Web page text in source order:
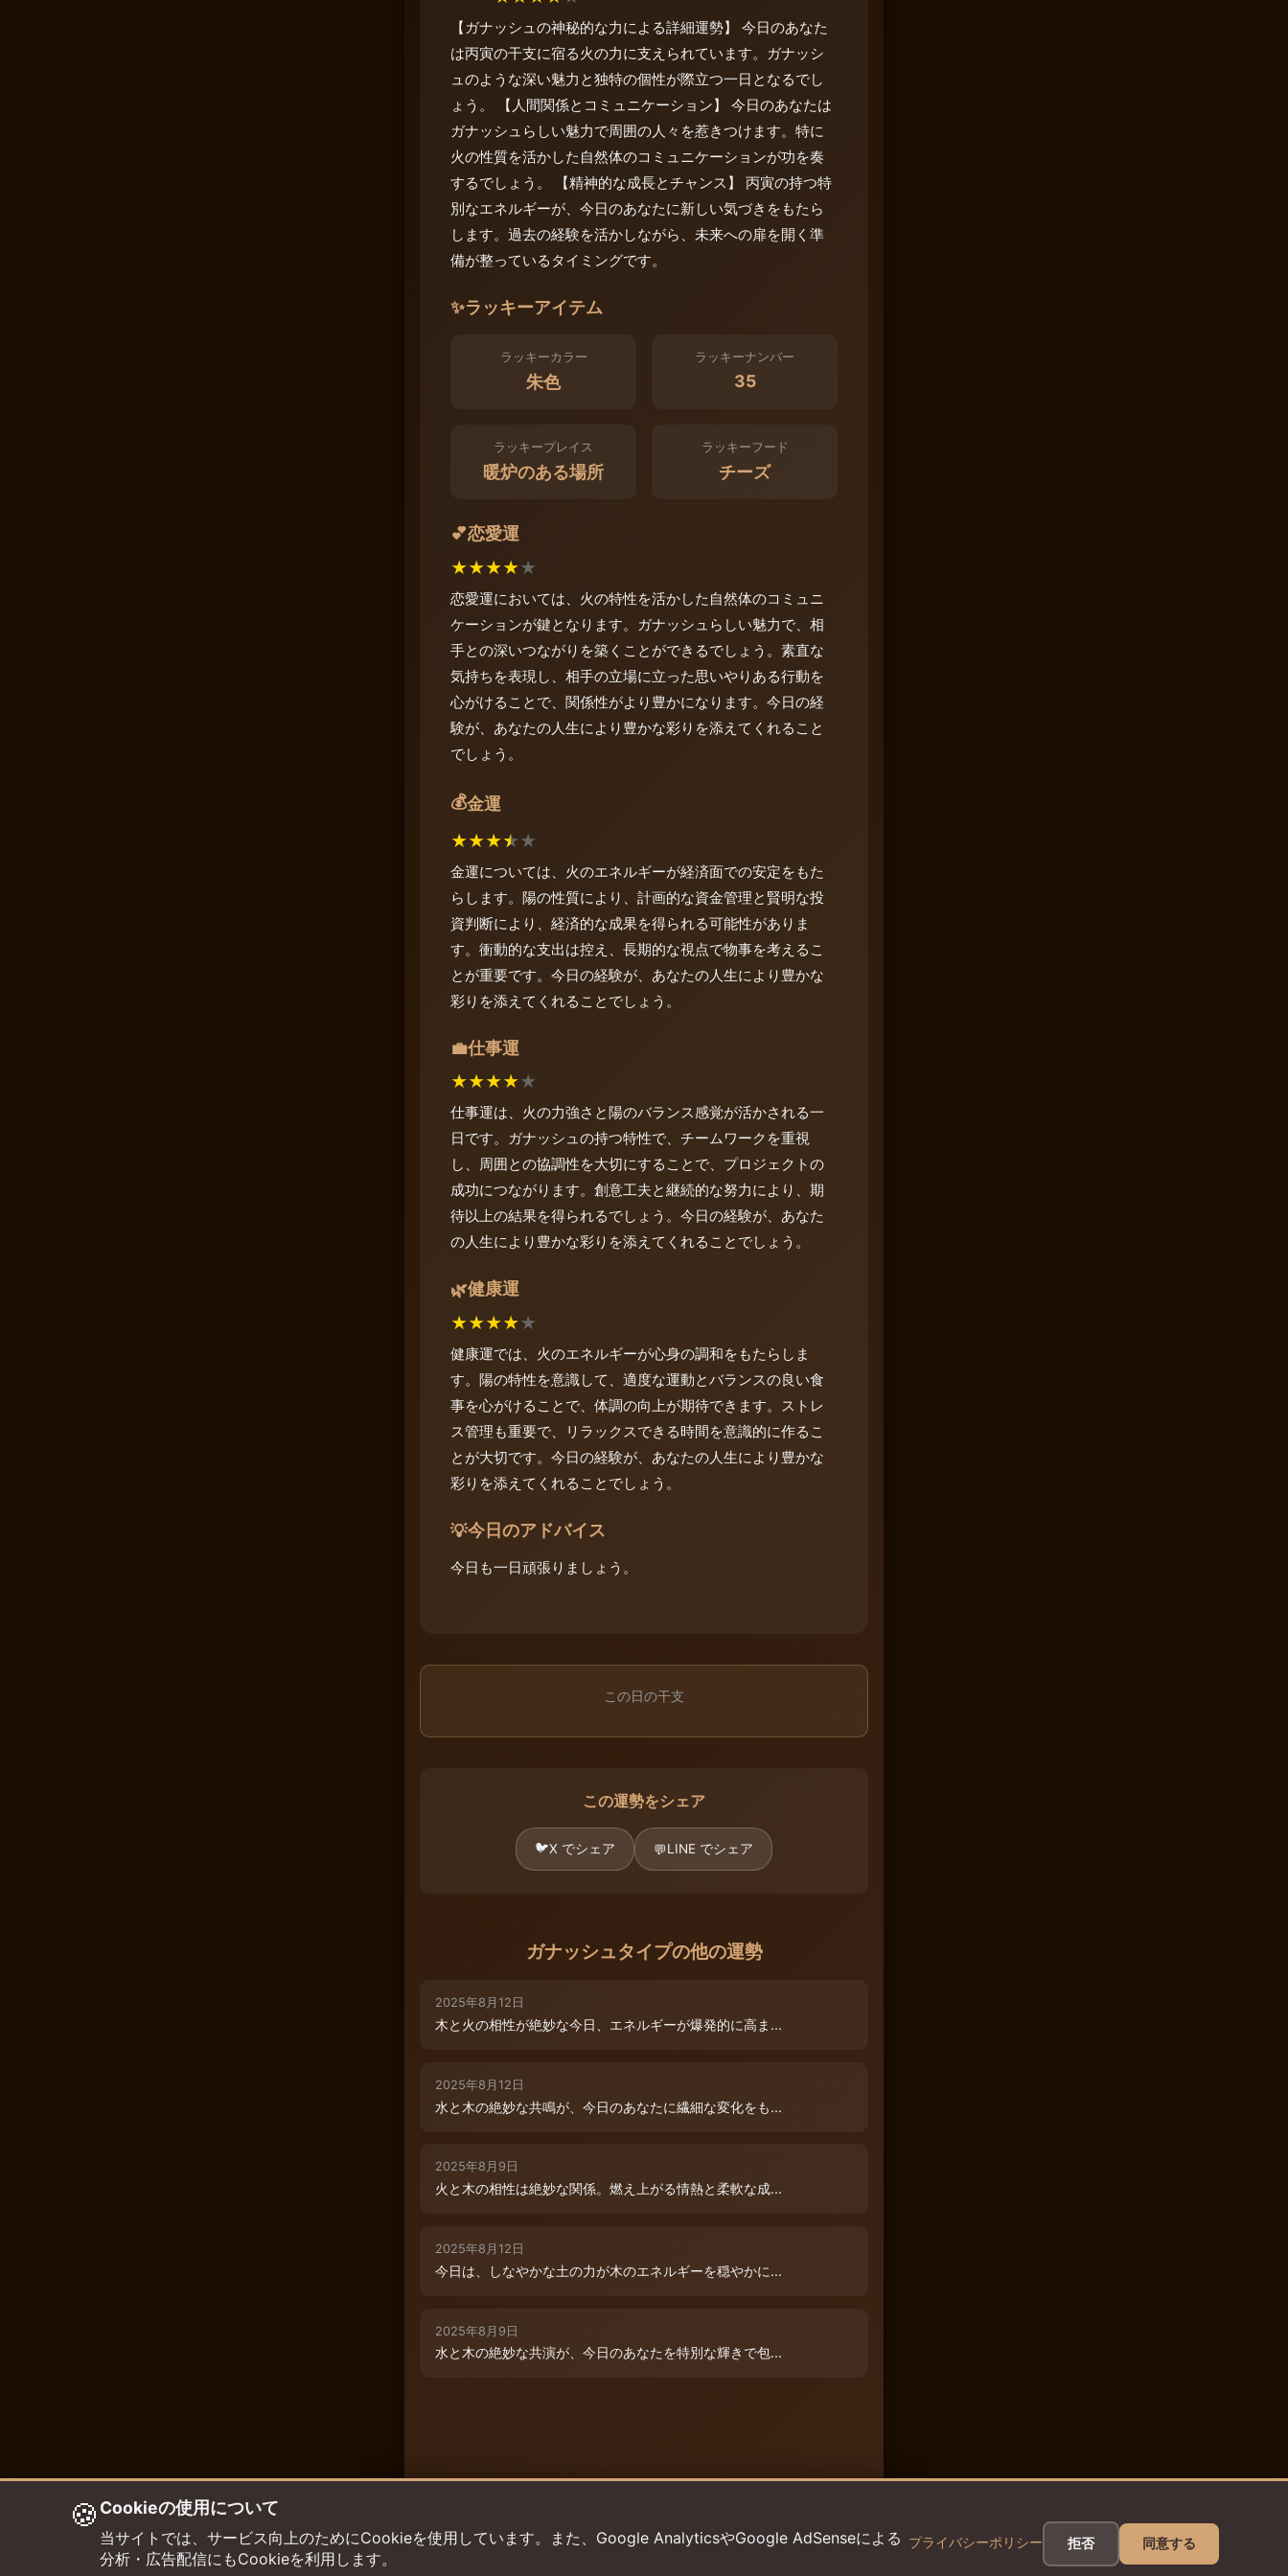
【ガナッシュの神秘的な力による詳細運勢】 今日のあなた
は丙寅の干支に宿る火の力に支えられています。ガナッシ
ュのような深い魅力と独特の個性が際立つ一日となるでし
ょう。 【人間関係とコミュニケーション】 今日のあなたは
ガナッシュらしい魅力で周囲の人々を惹きつけます。特に
火の性質を活かした自然体のコミュニケーションが功を奏
するでしょう。 【精神的な成長とチャンス】 丙寅の持つ特
別なエネルギーが、今日のあなたに新しい気づきをもたら
します。過去の経験を活かしながら、未来への扉を開く準
備が整っているタイミングです。
✨ラッキーアイテム
ラッキーカラー
朱色
ラッキーナンバー
35
ラッキープレイス
暖炉のある場所
ラッキーフード
チーズ
💕恋愛運
★★★★★
恋愛運においては、火の特性を活かした自然体のコミュニ
ケーションが鍵となります。ガナッシュらしい魅力で、相
手との深いつながりを築くことができるでしょう。素直な
気持ちを表現し、相手の立場に立った思いやりある行動を
心がけることで、関係性がより豊かになります。今日の経
験が、あなたの人生により豊かな彩りを添えてくれること
でしょう。
💰金運
★★★★★
金運については、火のエネルギーが経済面での安定をもた
らします。陽の性質により、計画的な資金管理と賢明な投
資判断により、経済的な成果を得られる可能性がありま
す。衝動的な支出は控え、長期的な視点で物事を考えるこ
とが重要です。今日の経験が、あなたの人生により豊かな
彩りを添えてくれることでしょう。
💼仕事運
★★★★★
仕事運は、火の力強さと陽のバランス感覚が活かされる一
日です。ガナッシュの持つ特性で、チームワークを重視
し、周囲との協調性を大切にすることで、プロジェクトの
成功につながります。創意工夫と継続的な努力により、期
待以上の結果を得られるでしょう。今日の経験が、あなた
の人生により豊かな彩りを添えてくれることでしょう。
🌿健康運
★★★★★
健康運では、火のエネルギーが心身の調和をもたらしま
す。陽の特性を意識して、適度な運動とバランスの良い食
事を心がけることで、体調の向上が期待できます。ストレ
ス管理も重要で、リラックスできる時間を意識的に作るこ
とが大切です。今日の経験が、あなたの人生により豊かな
彩りを添えてくれることでしょう。
💡今日のアドバイス
今日も一日頑張りましょう。
この日の干支
この運勢をシェア
🐦X でシェア 💬LINE でシェア
ガナッシュタイプの他の運勢
2025年8月12日
木と火の相性が絶妙な今日、エネルギーが爆発的に高ま...
2025年8月12日
水と木の絶妙な共鳴が、今日のあなたに繊細な変化をも...
2025年8月9日
火と木の相性は絶妙な関係。燃え上がる情熱と柔軟な成...
2025年8月12日
今日は、しなやかな土の力が木のエネルギーを穏やかに...
2025年8月9日
水と木の絶妙な共演が、今日のあなたを特別な輝きで包...
🍪 Cookieの使用について
当サイトでは、サービス向上のためにCookieを使用しています。また、Google AnalyticsやGoogle AdSenseによる
分析・広告配信にもCookieを利用します。
プライバシーポリシー 拒否 同意する